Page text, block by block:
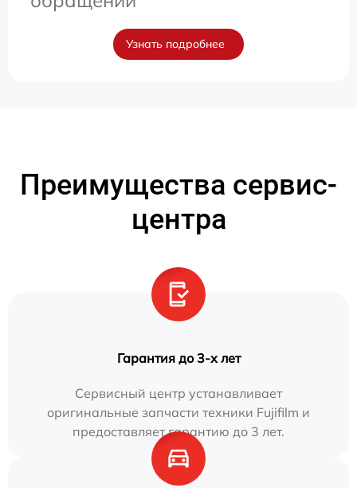
Узнать подробнее
Преимущества сервис-
центра
Гарантия до 3-х лет
Сервисный центр устанавливает
оригинальные запчасти техники Fujifilm и
предоставляет гарантию до 3 лет.